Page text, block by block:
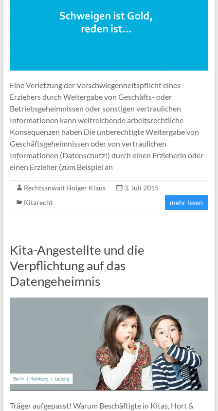
Eine Verletzung der Verschwiegenheitspflicht eines
Erziehers durch Weitergabe von Geschäfts- oder
Betriebsgeheimnissen oder sonstigen vertraulichen
Informationen kann weitreichende arbeitsrechtliche
Konsequenzen haben Die unberechtigte Weitergabe von
Geschäftsgeheimnissen oder von vertraulichen
Informationen (Datenschutz!) durch einen Erzieherin oder
einen Erzieher (zum Beispiel an
Rechtsanwalt Holger Klaus
3. Juli 2015
Kitarecht
mehr lesen
Kita-Angestellte und die
Verpflichtung auf das
Datengeheimnis
Träger aufgepasst! Warum Beschäftigte in Kitas, Hort &